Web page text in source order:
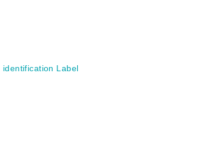
identification Label